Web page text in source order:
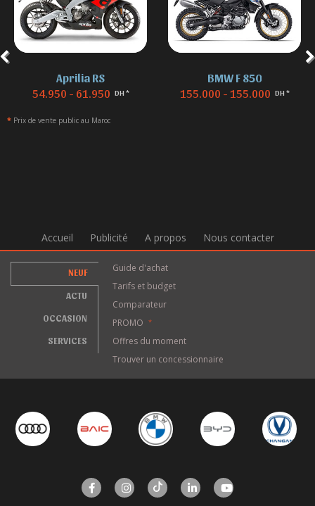
Aprilia RS
54.950 - 61.950 DH *
BMW F 850
155.000 - 155.000 DH *
* Prix de vente public au Maroc
Accueil Publicité A propos Nous contacter
NEUF
ACTU
OCCASION
SERVICES
Guide d'achat
Tarifs et budget
Comparateur
PROMO
*
Offres du moment
Trouver un concessionnaire